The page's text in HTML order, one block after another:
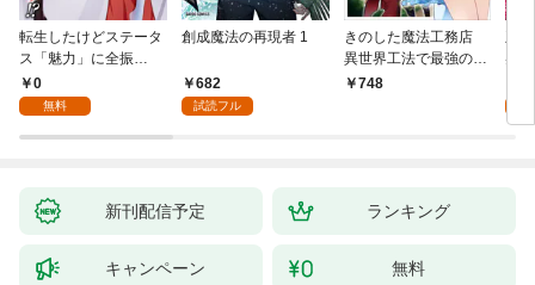
転生したけどステータ
ス「魅力」に全振
り！？(1)
0
無料
創成魔法の再現者 1
682
試読フル
きのした魔法工務店
異世界工法で最強の家
づくりを（コミック）
748
兆
る
新刊配信予定 ランキング
キャンペーン 無料